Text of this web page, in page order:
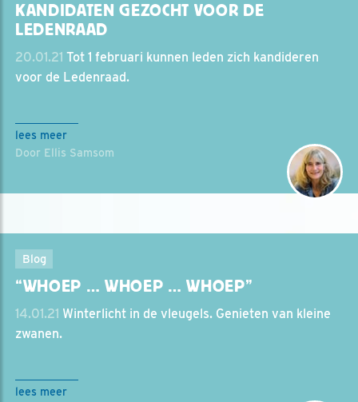
KANDIDATEN GEZOCHT VOOR DE
LEDENRAAD
20.01.21 Tot 1 februari kunnen leden zich kandideren
voor de Ledenraad.
lees meer
Door Ellis Samsom
Blog
“WHOEP … WHOEP … WHOEP”
14.01.21 Winterlicht in de vleugels. Genieten van kleine
zwanen.
lees meer